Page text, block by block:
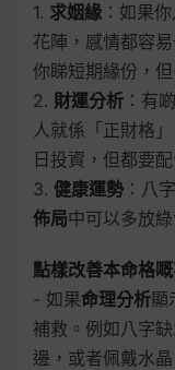
1. 求姻緣 ：如果
花陣，感情都容易
你睇短期緣份，
2. 財運分析 ：有
人就係「正財格
日投資，但都要
3. 健康運勢 ：八
佈局中可以多放
點樣改善本命格
- 如果命理分析顯
補救。例如八字
邊，或者佩戴水晶